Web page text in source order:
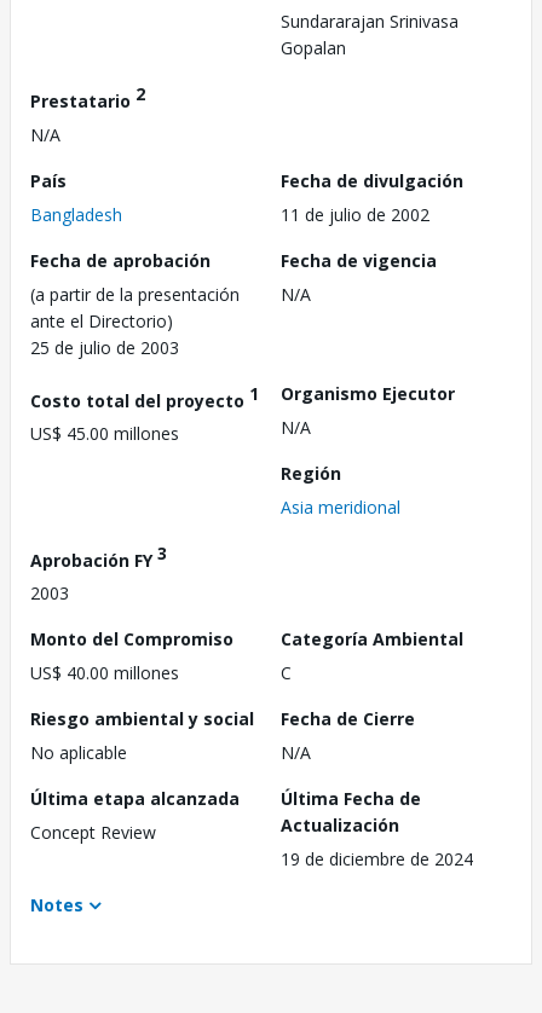
Sundararajan Srinivasa
Gopalan
Prestatario 2
N/A
País
Bangladesh
Fecha de divulgación
11 de julio de 2002
Fecha de aprobación
(a partir de la presentación
ante el Directorio)
25 de julio de 2003
Fecha de vigencia
N/A
Costo total del proyecto 1
US$ 45.00 millones
Organismo Ejecutor
N/A
Región
Asia meridional
Aprobación FY3
2003
Monto del Compromiso
US$ 40.00 millones
Categoría Ambiental
C
Riesgo ambiental y social
No aplicable
Fecha de Cierre
N/A
Última etapa alcanzada
Concept Review
Última Fecha de
Actualización
19 de diciembre de 2024
Notes